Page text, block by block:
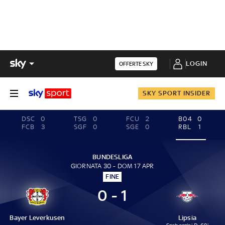
OFFERTE SKY LOGIN
SKY SPORT INSIDER
DSC
0
FCB
3
TSG
0
SGF
0
FCU
2
SGE
0
B04
0
RBL
1
BUNDESLIGA
GIORNATA 30 - DOM 17 APR
FINE
Bayer Leverkusen
0 - 1
Lipsia